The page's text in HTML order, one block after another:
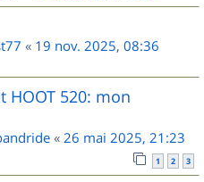
« 19 nov. 2025, 08:36
HOOT 520: mon
« 26 mai 2025, 21:23
1 2 3